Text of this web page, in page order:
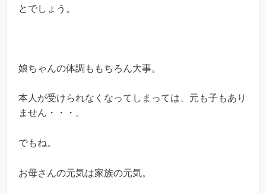
とでしょう。
娘ちゃんの体調ももちろん大事。
本人が受けられなくなってしまっては、元も子もあり
ません・・・。
でもね。
お母さんの元気は家族の元気。